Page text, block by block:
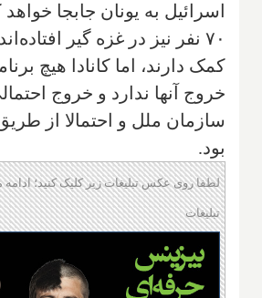
اسرائیل به یونان جابجا
۷۰ نفر نیز در غزه گیر
کمک دارند، اما کانادا هیچ
خروج آنها ندارد و خروج
سازمان ملل و احتمالا از
بود.
لطفا روی عکس تبلیغات زیر کلیک کنید؛
تبلیغات